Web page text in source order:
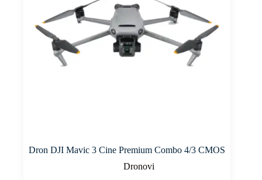
Dron DJI Mavic 3 Cine Premium Combo 4/3 CMOS
Dronovi